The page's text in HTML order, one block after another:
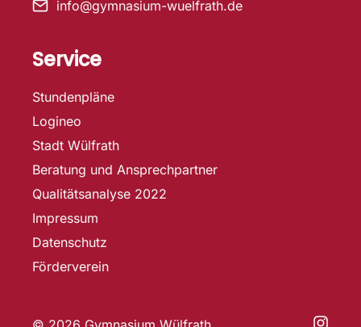
info@gymnasium-wuelfrath.de
Service
Stundenpläne
Logineo
Stadt Wülfrath
Beratung und Ansprechpartner
Qualitätsanalyse 2022
Impressum
Datenschutz
Förderverein